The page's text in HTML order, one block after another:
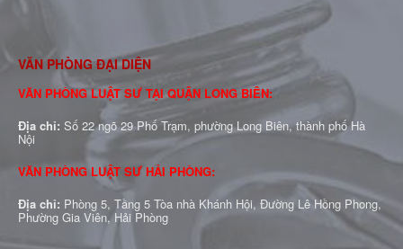
VĂN PHÒNG ĐẠI DIỆN
VĂN PHÒNG LUẬT SƯ TẠI QUẬN LONG BIÊN:
Địa chỉ: Số 22 ngõ 29 Phố Trạm, phường Long Biên, thành phố Hà
Nội
VĂN PHÒNG LUẬT SƯ HẢI PHÒNG:
Địa chỉ: Phòng 5, Tầng 5 Tòa nhà Khánh Hội, Đường Lê Hồng Phong,
Phường Gia Viên, Hải Phòng